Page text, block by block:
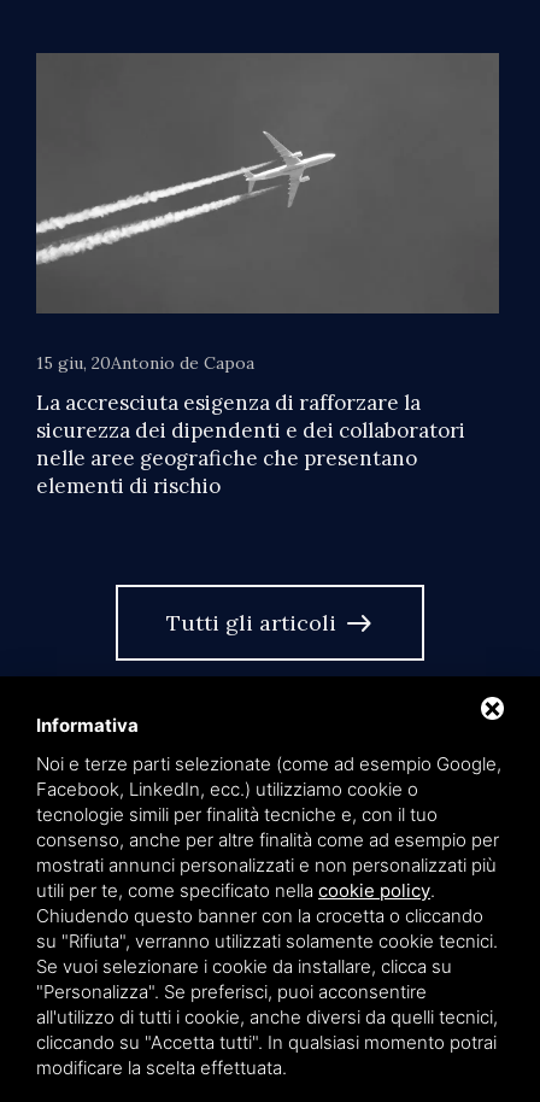
15 giu, 20Antonio de Capoa
La accresciuta esigenza di rafforzare la
sicurezza dei dipendenti e dei collaboratori
nelle aree geografiche che presentano
elementi di rischio
Tutti gli articoli east
language IT
Privacy policy Cookie policy Sitemap
Studio Legale de Capoa & Partners - Via Petrarca 2, 40136 Bologna -
p.iva 03339051207
Informativa
Noi e terze parti selezionate (come ad esempio Google,
Facebook, LinkedIn, ecc.) utilizziamo cookie o
tecnologie simili per finalità tecniche e, con il tuo
consenso, anche per altre finalità come ad esempio per
mostrati annunci personalizzati e non personalizzati più
utili per te, come specificato nella cookie policy.
Chiudendo questo banner con la crocetta o cliccando
su "Rifiuta", verranno utilizzati solamente cookie tecnici.
Se vuoi selezionare i cookie da installare, clicca su
"Personalizza". Se preferisci, puoi acconsentire
all'utilizzo di tutti i cookie, anche diversi da quelli tecnici,
cliccando su "Accetta tutti". In qualsiasi momento potrai
modificare la scelta effettuata.